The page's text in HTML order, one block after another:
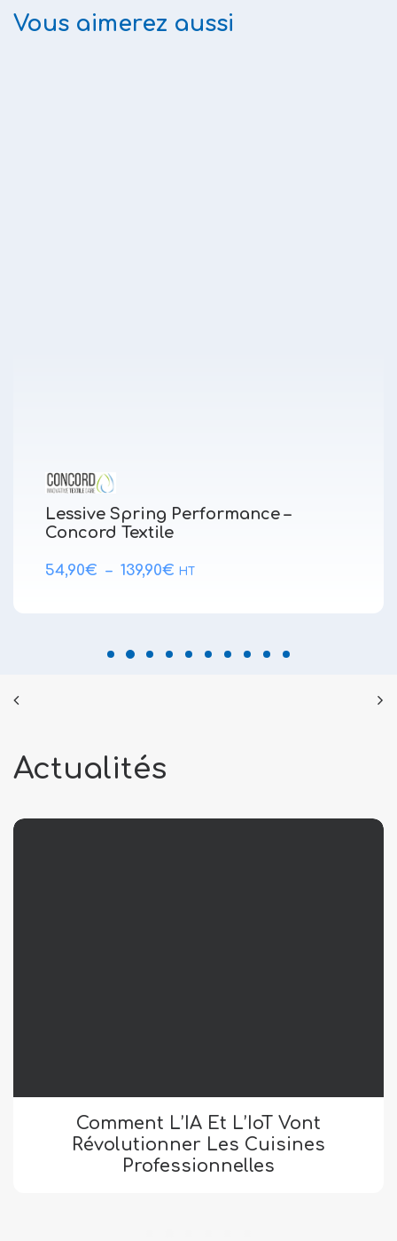
Vous aimerez aussi
Lessive Spring Performance –
Concord Textile
54,90€ – 139,90€ Plage
139,90€
HT
Actualités
Comment L’IA Et L’IoT Vont
Révolutionner Les Cuisines
Professionnelles